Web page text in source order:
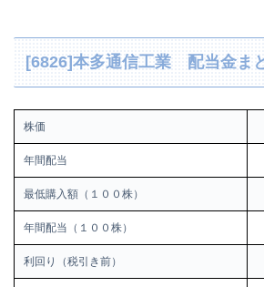
[6826]本多通信工業 配当金ま
株価
年間配当
最低購入額（１００株）
年間配当（１００株）
利回り（税引き前）